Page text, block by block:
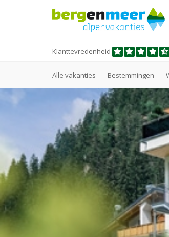
Klanttevredenheid
Alle vakanties Bestemmingen